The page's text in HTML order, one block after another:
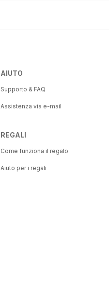
AIUTO
Supporto & FAQ
Assistenza via e-mail
REGALI
Come funziona il regalo
Aiuto per i regali